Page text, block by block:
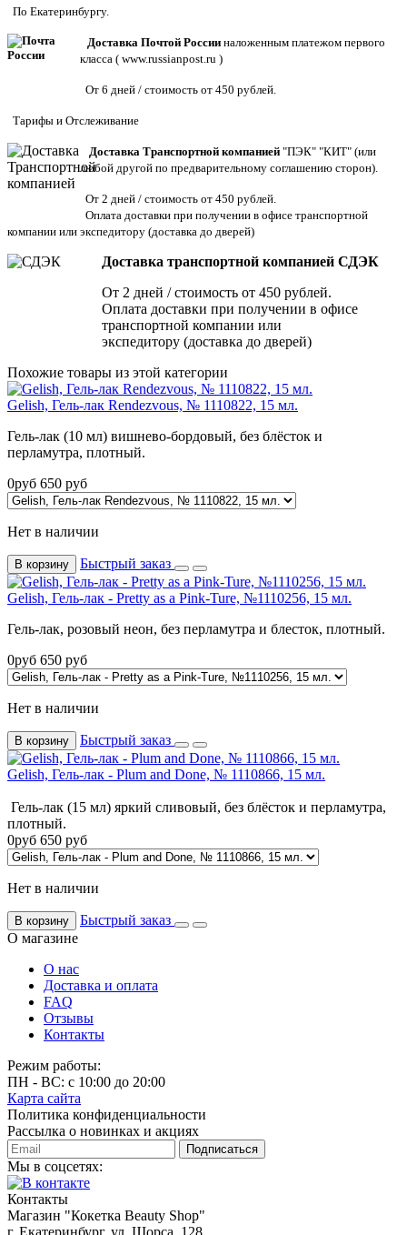
По Екатеринбургу.
Доставка Почтой России наложенным платежом первого
класса ( www.russianpost.ru )
От 6 дней / стоимость от 450 рублей.
Тарифы и Отслеживание
Доставка Транспортной компанией "ПЭК" "КИТ" (или
любой другой по предварительному соглашению сторон).
От 2 дней / стоимость от 450 рублей.
Оплата доставки при получении в офисе транспортной
компании или экспедитору (доставка до дверей)
Доставка транспортной компанией СДЭК
От 2 дней / стоимость от 450 рублей.
Оплата доставки при получении в офисе
транспортной компании или
экспедитору (доставка до дверей)
Похожие товары из этой категории
Gelish, Гель-лак Rendezvous, № 1110822, 15 мл.
Гель-лак (10 мл) вишнево-бордовый, без блёсток и
перламутра, плотный.
0руб 650 руб
Нет в наличии
В корзину Быстрый заказ
Gelish, Гель-лак - Pretty as a Pink-Ture, №1110256, 15 мл.
Гель-лак, розовый неон, без перламутра и блесток, плотный.
0руб 650 руб
Нет в наличии
В корзину Быстрый заказ
Gelish, Гель-лак - Plum and Done, № 1110866, 15 мл.
Гель-лак (15 мл) яркий сливовый, без блёсток и перламутра,
плотный.
0руб 650 руб
Нет в наличии
В корзину
Быстрый заказ
О магазине
О нас
Доставка и оплата
FAQ
Отзывы
Контакты
Режим работы:
ПН - ВС: с 10:00 до 20:00
Карта сайта
Политика конфиденциальности
Рассылка о новинках и акциях
Подписаться
Мы в соцсетях:
Контакты
Магазин "Кокетка Beauty Shop"